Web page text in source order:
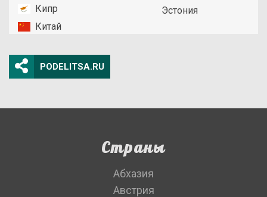
Кипр
Китай
Эстония
PODELITSA.RU
Страны
Абхазия
Австрия